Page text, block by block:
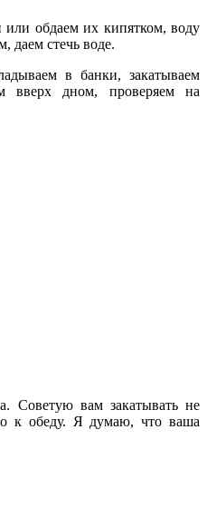
обдаем их кипятком, воду
даем стечь воде.
в банки, закатываем
вверх дном, проверяем на
Советую вам закатывать не
к обеду. Я думаю, что ваша